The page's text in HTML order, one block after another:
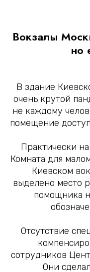
Вокзалы
но
В здание
очень крутой
не каждому
помещение
Практически на
Комната для
Киевском
выделено место
помощника
Отсутствие
сотрудников
Они